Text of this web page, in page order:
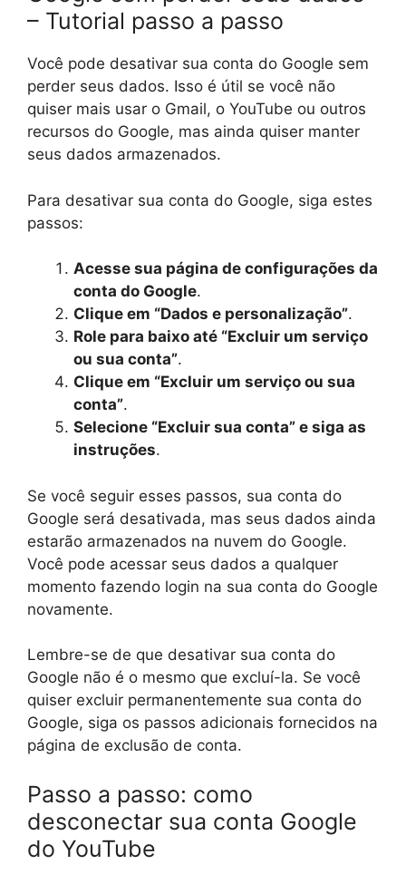
– Tutorial passo a passo
Você pode desativar sua conta do Google sem
perder seus dados. Isso é útil se você não
quiser mais usar o Gmail, o YouTube ou outros
recursos do Google, mas ainda quiser manter
seus dados armazenados.
Para desativar sua conta do Google, siga estes
passos:
Acesse sua página de configurações da
conta do Google.
Clique em “Dados e personalização”.
Role para baixo até “Excluir um serviço
ou sua conta”.
Clique em “Excluir um serviço ou sua
conta”.
Selecione “Excluir sua conta” e siga as
instruções.
Se você seguir esses passos, sua conta do
Google será desativada, mas seus dados ainda
estarão armazenados na nuvem do Google.
Você pode acessar seus dados a qualquer
momento fazendo login na sua conta do Google
novamente.
Lembre-se de que desativar sua conta do
Google não é o mesmo que excluí-la. Se você
quiser excluir permanentemente sua conta do
Google, siga os passos adicionais fornecidos na
página de exclusão de conta.
Passo a passo: como
desconectar sua conta Google
do YouTube